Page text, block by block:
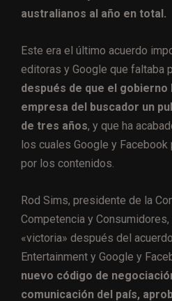
australianos al año en total.
Este era el último acuerdo
editoras y Google que faltaba
después de que el gobierno
empresa del buscador un
de tres años, y que ha
los cuales Google y
por los contenidos.
Rod Sims, presidente de la
Competencia y
«victoria» después del
Entertainment y Google y
nuevo código de
comunicación del país,